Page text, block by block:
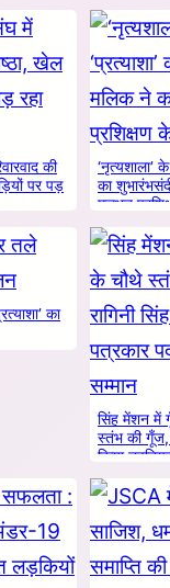
की
पर पड़
‘नृत्यशाला’
का
मूलभूत
का
सिंह मेंशन में
स्तंभ की गूँज,
किया
का सम्मान